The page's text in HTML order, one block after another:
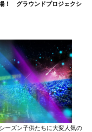
！ グラウンドプロジェクシ
ーズン子供たちに大変人気の